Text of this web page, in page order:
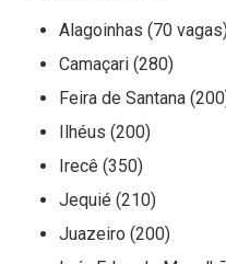
Alagoinhas (70
Camaçari (280)
Feira de Santana
Ilhéus (200)
Irecê (350)
Jequié (210)
Juazeiro (200)